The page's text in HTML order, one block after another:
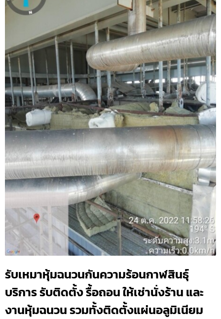
รับเหมาหุ้มฉนวนกันความร้อนกาฬสินธุ์
บริการ รับติดตั้ง รื้อถอน ให้เช่านั่งร้าน และ
งานหุ้มฉนวน รวมทั้งติดตั้งแผ่นอลูมิเนียม